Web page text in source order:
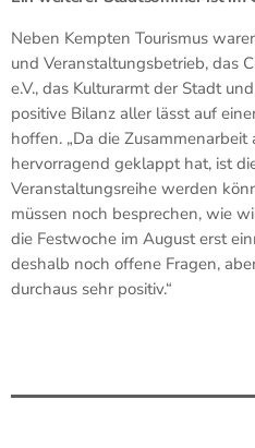
Neben Kempten Tourismus
und Veranstaltungsbetrieb, das
e.V., das Kulturarmt der Stadt
positive Bilanz aller lässt auf
hoffen. „Da die
hervorragend geklappt hat, ist
Veranstaltungsreihe werden
müssen noch besprechen, wie
die Festwoche im August erst
deshalb noch offene Fragen,
durchaus sehr positiv.“